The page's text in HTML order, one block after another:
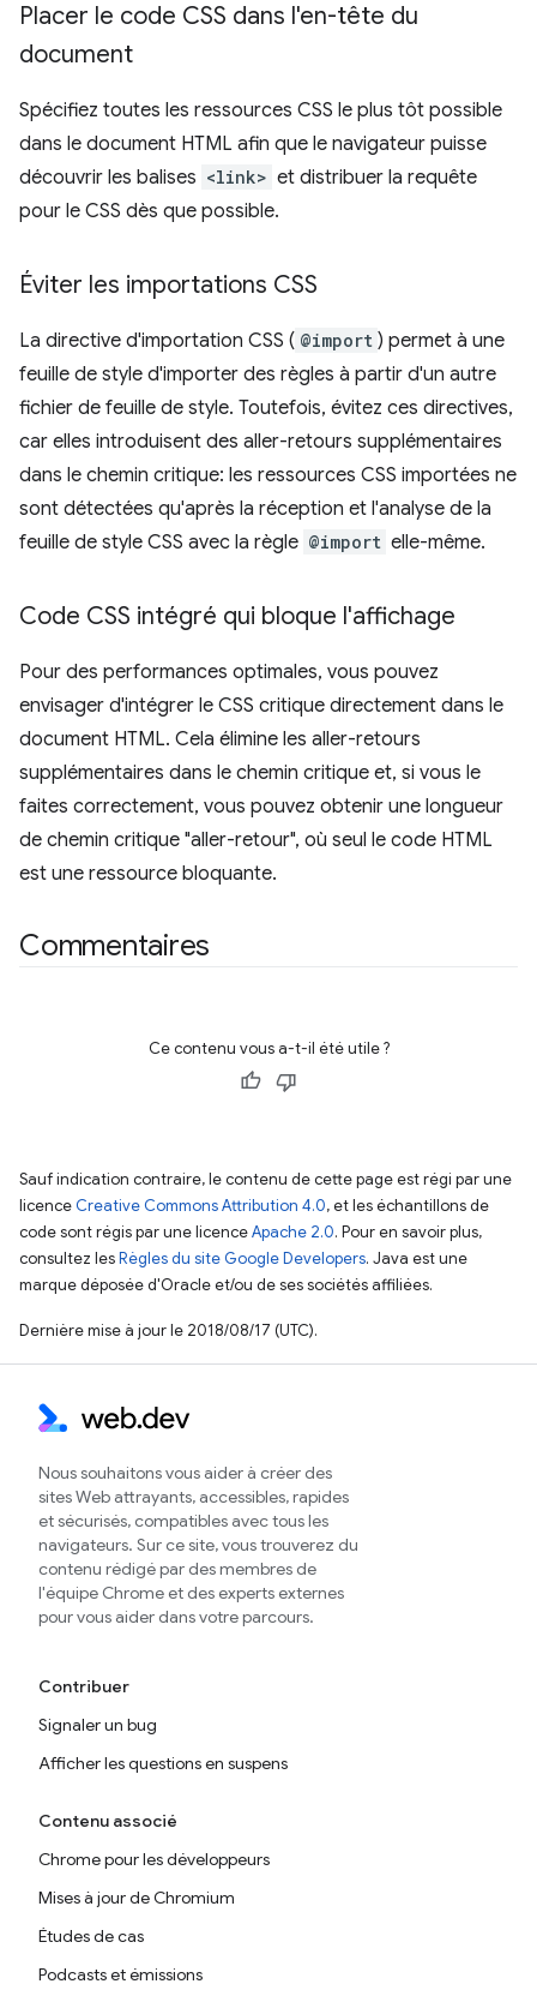
Placer le code CSS dans l'en-tête du
document
Spécifiez toutes les ressources CSS le plus tôt possible
dans le document HTML afin que le navigateur puisse
découvrir les balises <link> et distribuer la requête
pour le CSS dès que possible.
Éviter les importations CSS
La directive d'importation CSS ( @import ) permet à une
feuille de style d'importer des règles à partir d'un autre
fichier de feuille de style. Toutefois, évitez ces directives,
car elles introduisent des aller-retours supplémentaires
dans le chemin critique: les ressources CSS importées ne
sont détectées qu'après la réception et l'analyse de la
feuille de style CSS avec la règle @import elle-même.
Code CSS intégré qui bloque l'affichage
Pour des performances optimales, vous pouvez
envisager d'intégrer le CSS critique directement dans le
document HTML. Cela élimine les aller-retours
supplémentaires dans le chemin critique et, si vous le
faites correctement, vous pouvez obtenir une longueur
de chemin critique "aller-retour", où seul le code HTML
est une ressource bloquante.
Commentaires
Ce contenu vous a-t-il été utile ?
Sauf indication contraire, le contenu de cette page est régi par une
licence Creative Commons Attribution 4.0, et les échantillons de
code sont régis par une licenceApache 2.0. Pour en savoir plus,
consultez lesRègles du site Google Developers. Java est une
marque déposée d'Oracle et/ou de ses sociétés affiliées.
Dernière mise à jour le 2018/08/17 (UTC).
Nous souhaitons vous aider à créer des
sites Web attrayants, accessibles, rapides
et sécurisés, compatibles avec tous les
navigateurs. Sur ce site, vous trouverez du
contenu rédigé par des membres de
l'équipe Chrome et des experts externes
pour vous aider dans votre parcours.
Contribuer
Signaler un bug
Afficher les questions en suspens
Contenu associé
Chrome pour les développeurs
Mises à jour de Chromium
Études de cas
Podcasts et émissions